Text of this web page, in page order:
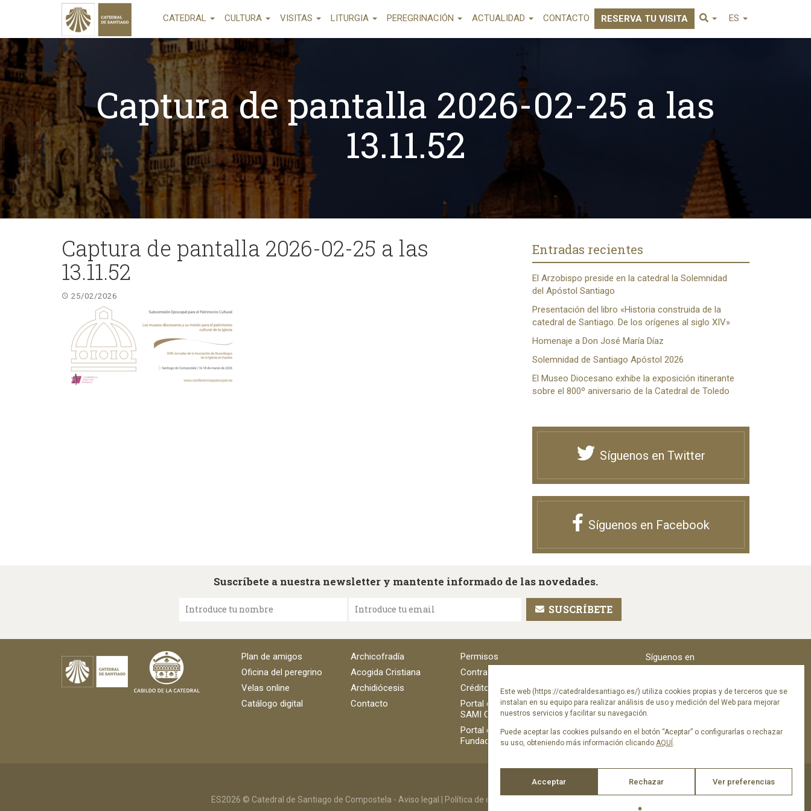
Este web (https://catedraldesantiago.es/) utiliza cookies propias y de terceros que se
instalan en su equipo para realizar análisis de uso y medición del Web para mejorar
nuestros servicios y facilitar su navegación.
Puede aceptar las cookies pulsando en el botón “Aceptar” o configurarlas o rechazar
su uso, obteniendo más información clicando AQUÍ.
Acceptar Rechazar Ver preferencias
CATEDRAL CULTURA VISITAS LITURGIA PEREGRINACIÓN ACTUALIDAD CONTACTO RESERVA TU VISITA ES
Captura de pantalla 2026-02-25 a las
13.11.52
Captura de pantalla 2026-02-25 a las
13.11.52
25/02/2026
Entradas recientes
El Arzobispo preside en la catedral la Solemnidad
del Apóstol Santiago
Presentación del libro «Historia construida de la
catedral de Santiago. De los orígenes al siglo XIV»
Homenaje a Don José María Díaz
Solemnidad de Santiago Apóstol 2026
El Museo Diocesano exhibe la exposición itinerante
sobre el 800º aniversario de la Catedral de Toledo
Síguenos en Twitter
Síguenos en Facebook
Suscríbete a nuestra newsletter y mantente informado de las novedades.
Introduce tu nombre Introduce tu email
Plan de amigos Archicofradía
Permisos
Oficina del peregrino
Acogida Cristiana
Contratación
Velas online
Archidiócesis
Créditos
Catálogo digital
Contacto
Portal del empleado
SAMI Catedral
Portal del empleado
Fundación Catedral
Síguenos en
ES2026 © Catedral de Santiago de Compostela - Aviso legal | Política de cookies